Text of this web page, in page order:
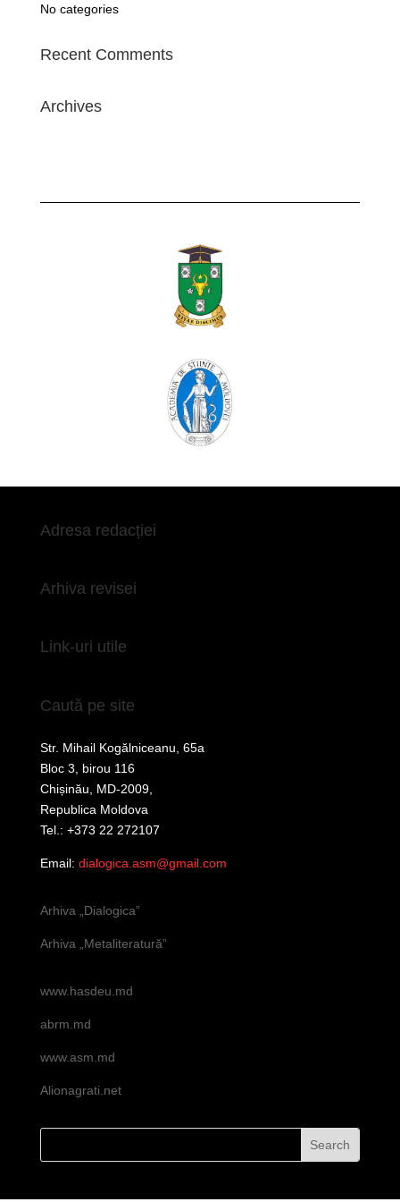
No categories
Recent Comments
Archives
Adresa redacției
Arhiva revisei
Link-uri utile
Caută pe site
Str. Mihail Kogălniceanu, 65a
Bloc 3, birou 116
Chișinău, MD-2009,
Republica Moldova
Tel.: +373 22 272107
Email: dialogica.asm@gmail.com
Arhiva „Dialogica”
Arhiva „Metaliteratură”
www.hasdeu.md
abrm.md
www.asm.md
Alionagrati.net